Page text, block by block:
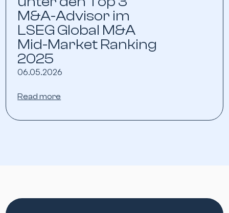
M&A-Advisor im
LSEG Global M&A
Mid-Market Ranking
2025
06.05.2026
Read more